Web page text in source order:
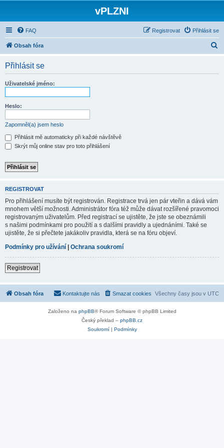
vPLZNI
FAQ Přihlásit se
Registrovat
Obsah fóra
Přihlásit se
Uživatelské jméno:
Heslo:
Zapomněl(a) jsem heslo
Přihlásit mě automaticky při každé návštěvě
Skrýt můj online stav pro toto přihlášení
REGISTROVAT
Pro přihlášení musíte být registrován. Registrace trvá jen pár vteřin a dává vám
mnohem větší možnosti. Administrátor fóra též může dávat rozšířené pravomoci
registrovaným uživatelům. Před registrací se ujistěte, že jste se obeznámili
s našimi podmínkami pro použití a s dalšími pravidly a ujednáními. Také se
ujistěte, že si přečtete jakákoliv pravidla, která se na fóru objeví.
Podmínky pro užívání | Ochrana soukromí
Registrovat
Obsah fóra Všechny časy jsou v UTC
Smazat cookies
Kontaktujte nás
Založeno na phpBB® Forum Software © phpBB Limited
Český překlad – phpBB.cz
Soukromí| Podmínky